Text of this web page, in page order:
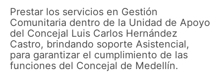
Prestar los servicios en Gestión
Comunitaria dentro de la Unidad de Apoyo
del Concejal Luis Carlos Hernández
Castro, brindando soporte Asistencial,
para garantizar el cumplimiento de las
funciones del Concejal de Medellín.